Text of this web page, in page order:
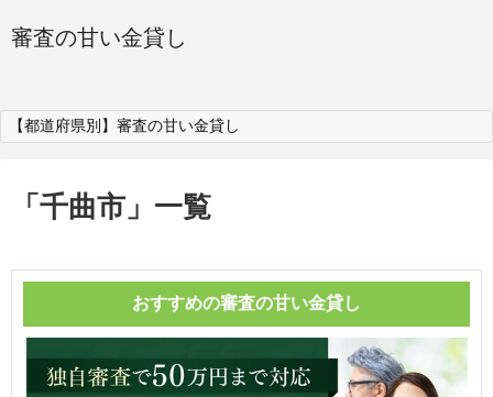
審査の甘い金貸し
【都道府県別】審査の甘い金貸し
「 千曲市 」 一覧
おすすめの審査の甘い金貸し